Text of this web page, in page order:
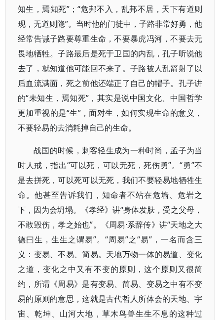
知生，焉知死”；“危邦不入，乱邦不居，天下有道则
现，无道则隐”。当时他的门徒中，子路非常好勇，他
经常告诫子路要尊重生命，不要暴虎冯河，不要去无
畏地牺牲。子路最后是死于卫国的内乱，孔子听说他
去了，就知道他可能回不来了。子路被人乱箭射了以
后血流满面，死之前他还端正了自己的帽子。孔子讲
的“未知生，焉知死”，其实是说中国文化、中国哲学
更加重视的是“生”，面对生，如何实现生命的意义，
不要轻易的去消耗掉自己的生命。
战国的时候，刺客轻生成为一种时尚，孟子为当
时人戒，指出“可以死，可以无死，死伤勇”。“勇”不
是去拼死，可以死可以无死，我们不要轻易地牺牲生
命。他甚至告诉我们，知命者不站在危墙、危岩之
下，因为会坍塌。《孝经》讲“身体发肤，受之父母，
不敢毁伤，孝之始也”。《周易·系辞传》讲“天地之大
德曰生，生生之谓易”。“周易”之“易”，一名而含三
义：变易、不易、简易。天地万物一体的易道、变化
之道，变化之中又有不变的原则，这个原则又很简
约，所谓《周易》是有变易、简易、变易之中有不变
易的原则的意思，这就是古代哲人所体会的天地、宇
宙、乾坤、山河大地，草木鸟兽生生不息的这种过